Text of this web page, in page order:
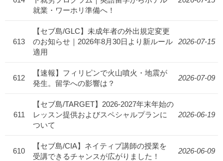
就業・ワーホリ準備へ！
613
【セブ島/GLC】未成年者の外出規定変更
のお知らせ｜2026年8月30日より新ルール
適用
2026-07-15
612
【速報】フィリピンで火山噴火・地震が
発生。留学への影響は？
2026-07-09
611
【セブ島/TARGET】2026-2027年末年始の
レッスン提供およびスペシャルプランに
ついて
2026-06-19
610
【セブ島/CIA】ネイティブ講師の授業を
受講できるチャンスが広がりました！
2026-06-09